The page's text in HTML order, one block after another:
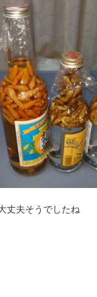
丈夫そうでしたね